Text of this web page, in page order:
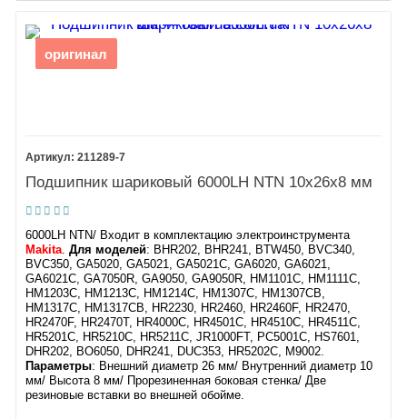
оригинал
211289-7
Подшипник шариковый 6000LH NTN 10х26х8 мм
6000LH NTN/ Входит в комплектацию электроинструмента
Makita .Для моделей: BHR202, BHR241, BTW450, BVC340,
BVC350, GA5020, GA5021, GA5021C, GA6020, GA6021,
GA6021C, GA7050R, GA9050, GA9050R, HM1101C, HM1111C,
HM1203C, HM1213C, HM1214C, HM1307C, HM1307CB,
HM1317C, HM1317CB, HR2230, HR2460, HR2460F, HR2470,
HR2470F, HR2470T, HR4000C, HR4501C, HR4510C, HR4511C,
HR5201C, HR5210C, HR5211C, JR1000FT, PC5001C, HS7601,
DHR202, BO6050, DHR241, DUC353, HR5202C, M9002.
Параметры: Внешний диаметр 26 мм/ Внутренний диаметр 10
мм/ Высота 8 мм/ Прорезиненная боковая стенка/ Две
резиновые вставки во внешней обойме.